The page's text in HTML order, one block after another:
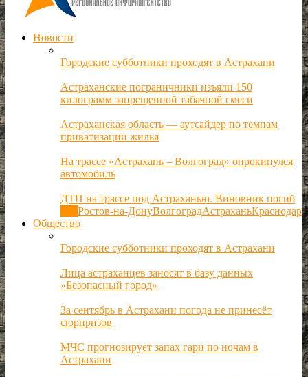
Новости
Городские субботники проходят в Астрахани
Астраханские пограничники изъяли 150
килограмм запрещенной табачной смеси
Астраханская область — аутсайдер по темпам
приватизации жилья
На трассе «Астрахань – Волгоград» опрокинулся
автомобиль
ДТП на трассе под Астраханью. Виновник погиб
Ростов-на-ДонуВолгоградАстраханьКраснодар
Общество
Городские субботники проходят в Астрахани
Лица астраханцев заносят в базу данных
«Безопасный город»
За сентябрь в Астрахани погода не принесёт
сюрпризов
МЧС прогнозирует запах гари по ночам в
Астрахани